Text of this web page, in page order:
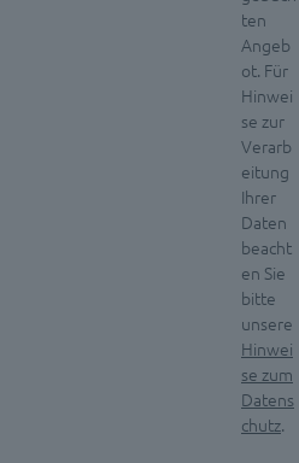
ten
Angeb
ot. Für
Hinwei
se zur
Verarb
eitung
Ihrer
Daten
beacht
en Sie
bitte
unsere
Hinwei
se zum
Datens
chutz.